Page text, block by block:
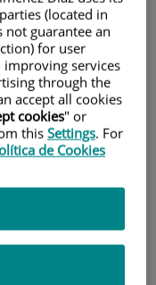
(located in
not guarantee an
for user
services
through the
accept all cookies
cookies" or
this Settings. For
de Cookies